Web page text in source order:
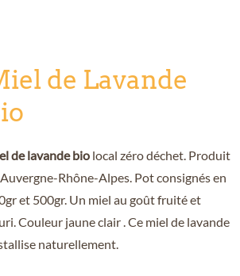
de Lavande
de lavande biolocal zéro déchet. Produit
Rhône-Alpes. Pot consignés en
et 500gr. Un miel au goût fruité et
Couleur jaune clair . Ce miel de lavande
naturellement.